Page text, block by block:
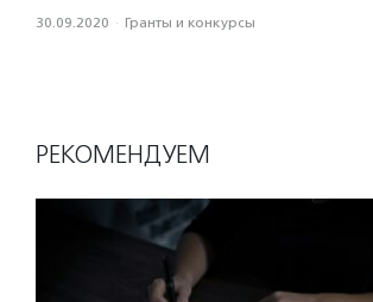
30.09.2020 · Гранты и конкурсы
РЕКОМЕНДУЕМ